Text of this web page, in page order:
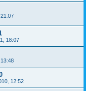
18:07
12:52